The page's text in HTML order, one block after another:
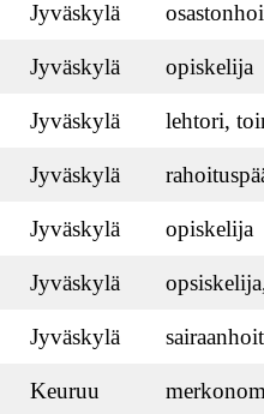
Jyväskylä
Jyväskylä opiskelija
Jyväskylä lehtori,
Jyväskylä
Jyväskylä opiskelija
Jyväskylä
Jyväskylä
Keuruu